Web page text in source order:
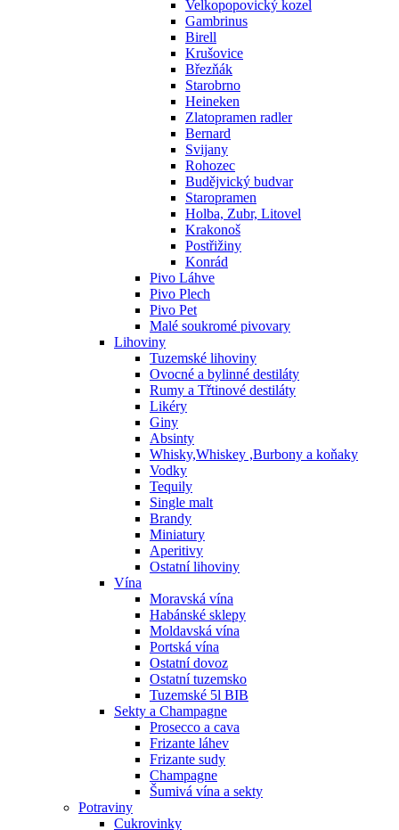
Velkopopovický kozel
Gambrinus
Birell
Krušovice
Březňák
Starobrno
Heineken
Zlatopramen radler
Bernard
Svijany
Rohozec
Budějvický budvar
Staropramen
Holba, Zubr, Litovel
Krakonoš
Postřižiny
Konrád
Pivo Láhve
Pivo Plech
Pivo Pet
Malé soukromé pivovary
Lihoviny
Tuzemské lihoviny
Ovocné a bylinné destiláty
Rumy a Třtinové destiláty
Likéry
Giny
Absinty
Whisky,Whiskey ,Burbony a koňaky
Vodky
Tequily
Single malt
Brandy
Miniatury
Aperitivy
Ostatní lihoviny
Vína
Moravská vína
Habánské sklepy
Moldavská vína
Portská vína
Ostatní dovoz
Ostatní tuzemsko
Tuzemské 5l BIB
Sekty a Champagne
Prosecco a cava
Frizante láhev
Frizante sudy
Champagne
Šumivá vína a sekty
Potraviny
Cukrovinky